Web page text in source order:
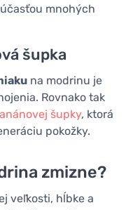
mnohých
šupka
na modrinu je
Rovnako tak
šupky, ktorá
pokožky.
zmizne?
veľkosti, hĺbke a